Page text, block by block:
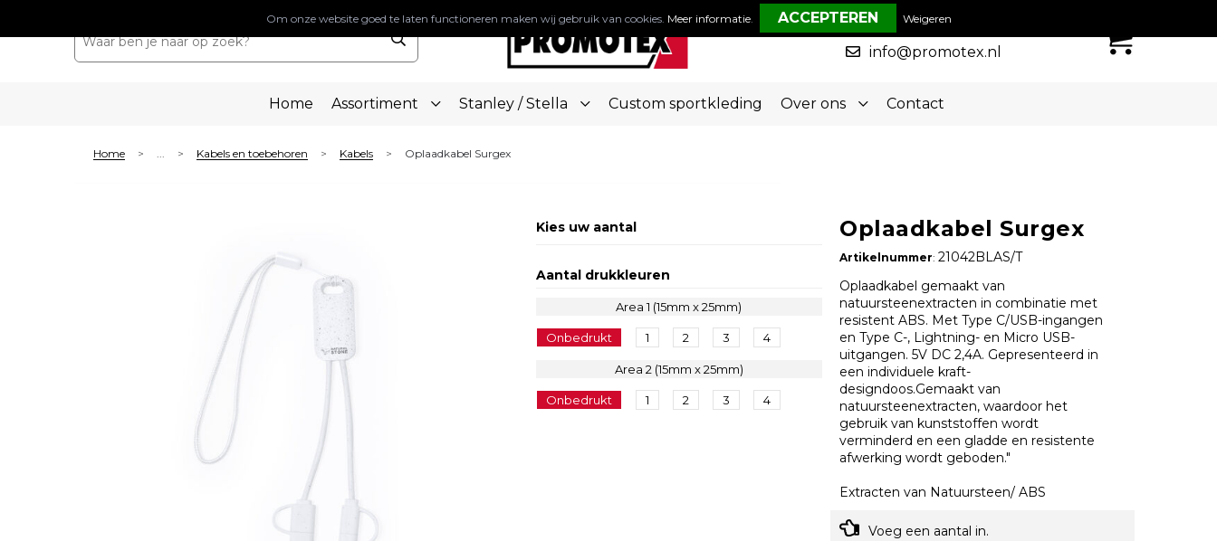
050-5773636
info@promotex.nl
Home Assortiment Stanley / Stella Custom sportkleding Over ons Contact
Home > ... > Kabels en toebehoren > Kabels > Oplaadkabel Surgex
Kies uw aantal
Aantal drukkleuren
Area 1 (15mm x 25mm)
Onbedrukt 1 2 3 4
Area 2 (15mm x 25mm)
Onbedrukt 1 2 3 4
Oplaadkabel Surgex
Artikelnummer: 21042BLAS/T
Oplaadkabel gemaakt van
natuursteenextracten in combinatie met
resistent ABS. Met Type C/USB-ingangen
en Type C-, Lightning- en Micro USB-
uitgangen. 5V DC 2,4A. Gepresenteerd in
een individuele kraft-
designdoos.Gemaakt van
natuursteenextracten, waardoor het
gebruik van kunststoffen wordt
verminderd en een gladde en resistente
afwerking wordt geboden."
Extracten van Natuursteen/ ABS
Voeg een aantal in.
Om onze website goed te laten functioneren maken wij gebruik van cookies. Meer informatie. Weigeren